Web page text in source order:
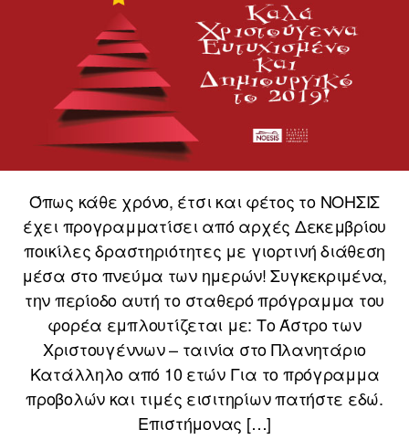
Όπως κάθε χρόνο, έτσι και φέτος το ΝΟΗΣΙΣ
έχει προγραμματίσει από αρχές Δεκεμβρίου
ποικίλες δραστηριότητες με γιορτινή διάθεση
μέσα στο πνεύμα των ημερών! Συγκεκριμένα,
την περίοδο αυτή το σταθερό πρόγραμμα του
φορέα εμπλουτίζεται με: Το Άστρο των
Χριστουγέννων – ταινία στο Πλανητάριο
Κατάλληλο από 10 ετών Για το πρόγραμμα
προβολών και τιμές εισιτηρίων πατήστε εδώ.
Επιστήμονας […]